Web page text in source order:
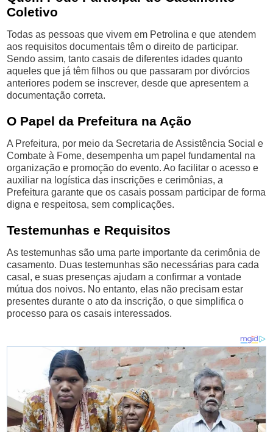
Coletivo
Todas as pessoas que vivem em Petrolina e que atendem
aos requisitos documentais têm o direito de participar.
Sendo assim, tanto casais de diferentes idades quanto
aqueles que já têm filhos ou que passaram por divórcios
anteriores podem se inscrever, desde que apresentem a
documentação correta.
O Papel da Prefeitura na Ação
A Prefeitura, por meio da Secretaria de Assistência Social e
Combate à Fome, desempenha um papel fundamental na
organização e promoção do evento. Ao facilitar o acesso e
auxiliar na logística das inscrições e cerimônias, a
Prefeitura garante que os casais possam participar de forma
digna e respeitosa, sem complicações.
Testemunhas e Requisitos
As testemunhas são uma parte importante da cerimônia de
casamento. Duas testemunhas são necessárias para cada
casal, e suas presenças ajudam a confirmar a vontade
mútua dos noivos. No entanto, elas não precisam estar
presentes durante o ato da inscrição, o que simplifica o
processo para os casais interessados.